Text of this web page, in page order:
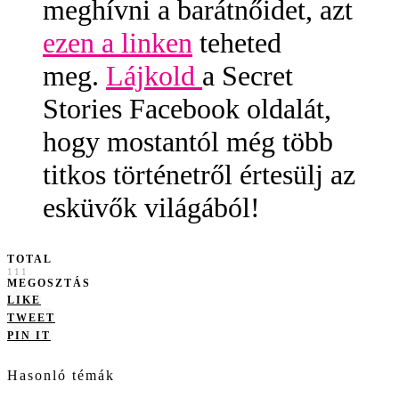
meghívni a barátnőidet, azt
ezen a linken teheted
meg. Lájkold a Secret
Stories Facebook oldalát,
hogy mostantól még több
titkos történetről értesülj az
esküvők világából!
TOTAL
111
MEGOSZTÁS
LIKE
TWEET
PIN IT
Hasonló témák